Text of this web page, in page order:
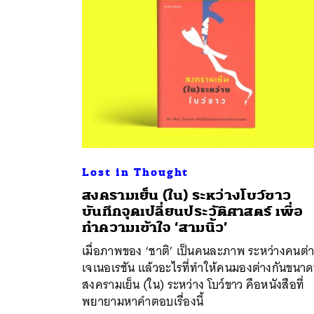
Lost in Thought
สงครามเย็น (ใน) ระหว่างโบว์ขาว
บันทึกจุดเปลี่ยนประวัติศาสตร์ เพื่อ
ทำความเข้าใจ ‘สามนิ้ว’
เมื่อภาพของ ‘ชาติ’ เป็นคนละภาพ ระหว่างคนต่
เจเนอเรชัน แล้วอะไรที่ทำให้คนมองต่างกันขนา
สงครามเย็น (ใน) ระหว่าง โบว์ขาว คือหนังสือที่
พยายามหาคำตอบเรื่องนี้
ค้น